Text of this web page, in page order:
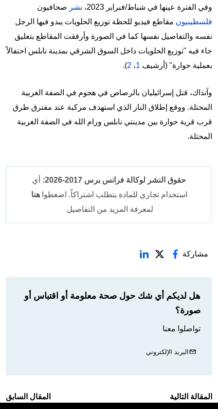
وفي الفترة عينها في شباط/فبراير 2023، نشر صحافيون
فلسطينيون مقاطع فيديو للحظة توزيع الحلويات يبدو فيها الرجل
نفسه والتفاصيل نفسها كما في الصورة وأرفقت المقاطع بتعليق
جاء فيه "توزيع الحلويات داخل السوق الشرقي بمدينة نابلس احتفالاً
بعملية حوارة" (أرشيف 1، 2
).
وآنذاك، قتل إسرائيليان بالرصاص في هجوم في الضفة الغربية
المحتلة. ووقع إطلاق النار الذي استهدف مركبة عند مفترق طرق
قرب قرية حوارة بين مدينتي نابلس ورام الله في الضفة الغربية
المحتلة.
حقوق النشر لوكالة فرانس برس 2017-2026:
أي
استخدام تجاري للمادة يتطلب اشتراكاً. اضغطواهنا
لمعرفة المزيد من التفاصيل
مشاركة
هل لديكم أي شك حول صحة معلومة أو اقتباس أو
صورة؟
تواصلوا معنا
البريد الإلكتروني
المقالة التالية المقال السابق